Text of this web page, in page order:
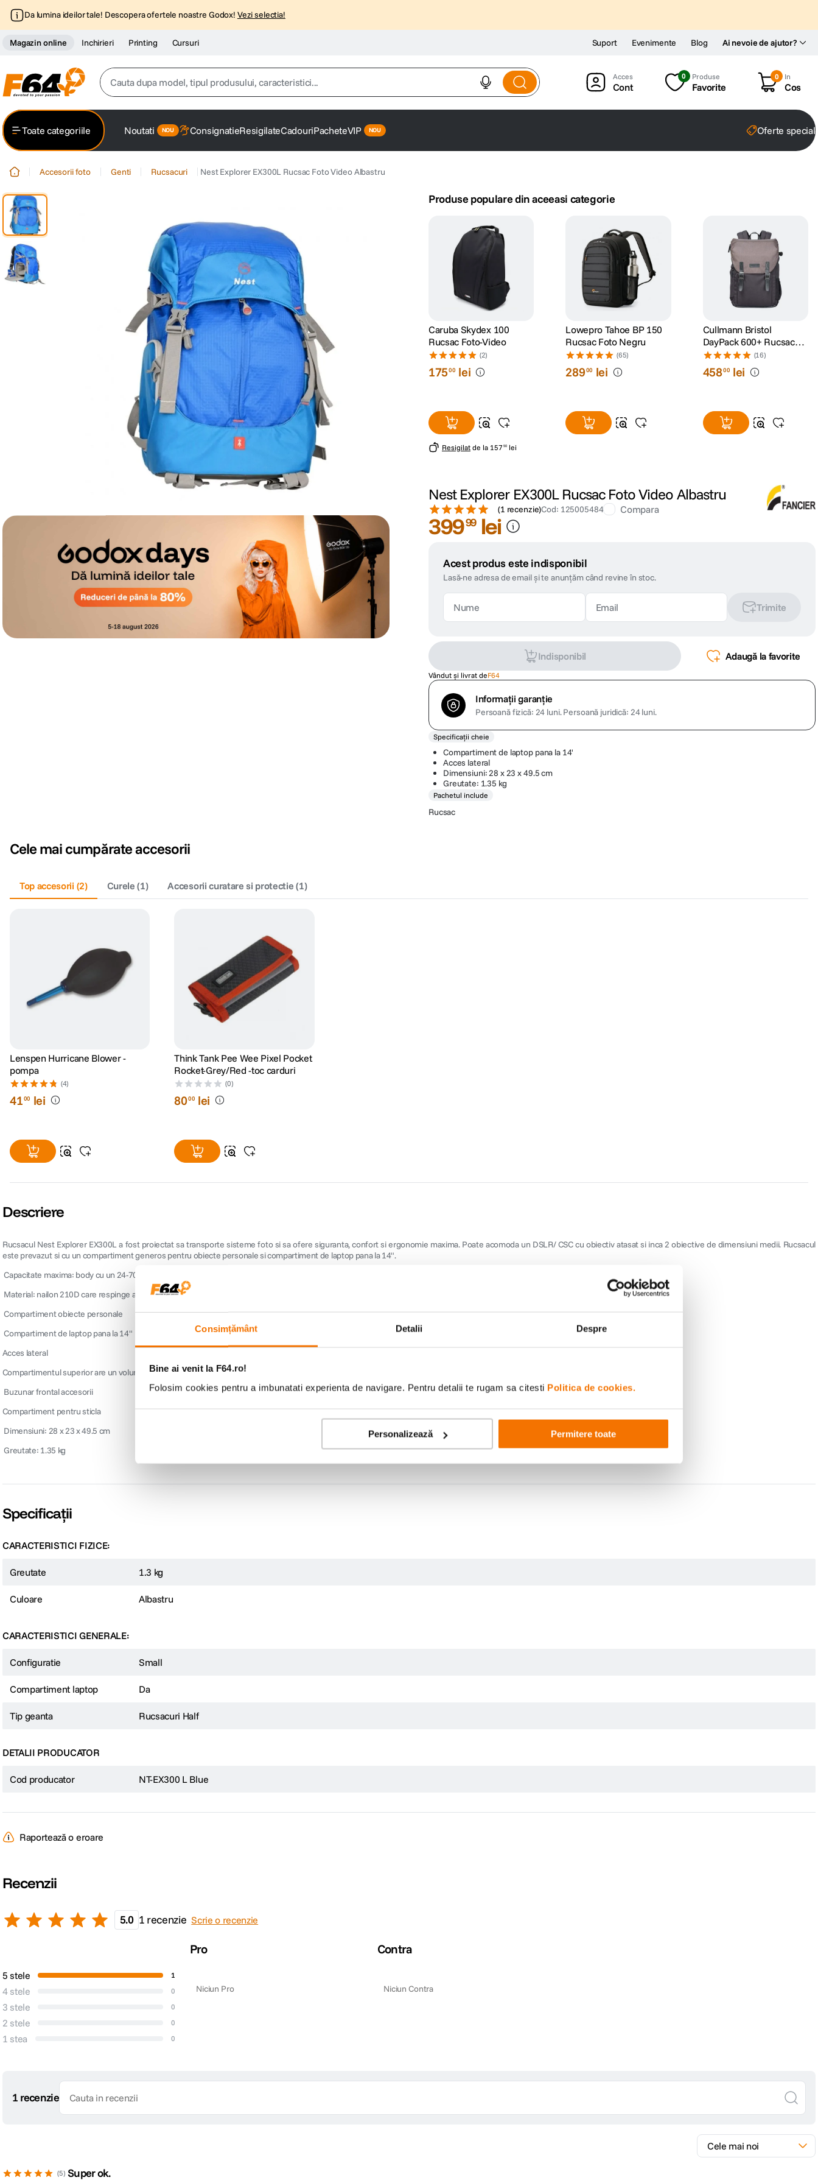
Consimțământ Detalii Despre
Bine ai venit la F64.ro!
Folosim cookies pentru a imbunatati experienta de navigare. Pentru detalii te rugam sa citesti Politica de cookies.
Personalizează Permitere toate
Da lumina ideilor tale! Descopera ofertele noastre Godox! Vezi selectia!
Magazin online Inchirieri Printing Cursuri Ai nevoie de ajutor?
Suport Evenimente Blog
Cauta dupa model, tipul produsului, caracteristici...
2. trepied
peak design
canon sx740 hs
lavaliera
7. card memorie
dji mic mini
dji osmo
10. insta 360
Cont
0 Produse
Favorite
0 In
Cos
Toate categoriile Noutati ConsignatieResigilateCadouriPacheteVIP Oferte
Accesorii foto Genti Rucsacuri Nest Explorer EX300L Rucsac Foto Video Albastru
Produse populare din aceeasi categorie
Caruba Skydex 100
Rucsac Foto-Video
(2)
17500 lei
Resigilat de la 157 50 lei
Lowepro Tahoe BP 150
Rucsac Foto Negru
(65)
28900 lei
Cullmann Bristol
DayPack 600+ Rucsac
Foto Maro
(16)
45800 lei
Nest Explorer EX300L Rucsac Foto Video Albastru
(1 recenzie)Cod: 125005484 Compara
39999 lei
Acest produs este indisponibil
Lasă-ne adresa de email și te anunțăm când revine în stoc.
Trimite
Indisponibil Adaugă la favorite
Vândut și livrat deF64
Informații garanție
Persoană fizică: 24 luni.Persoană juridică: 24 luni.
Specificații cheie
Compartiment de laptop pana la 14'
Acces lateral
Dimensiuni: 28 x 23 x 49.5 cm
Greutate: 1.35 kg
Pachetul include
Rucsac
Cele mai cumpărate accesorii
Top accesorii (2) Curele (1) Accesorii curatare si protectie (1)
Lenspen Hurricane Blower -
pompa
(4)
4100 lei
Think Tank Pee Wee Pixel Pocket
Rocket-Grey/Red -toc carduri
(0)
8000 lei
Descriere
Rucsacul Nest Explorer EX300L a fost proiectat sa transporte sisteme foto si sa ofere siguranta, confort si ergonomie maxima. Poate acomoda un DSLR/ CSC cu obiectiv atasat si inca 2 obiective de dimensiuni medii. Rucsacul
este prevazut si cu un compartiment generos pentru obiecte personale si compartiment de laptop pana la 14".
 Capacitate maxima: body cu un 24-70 f/2.8 si inca doua obiective zoom sau blituri pe patina
 Material: nailon 210D care respinge apa
 Compartiment obiecte personale
 Compartiment de laptop pana la 14"
Acces lateral
Compartimentul superior are un volum de 14L
 Buzunar frontal accesorii
Compartiment pentru sticla
 Dimensiuni: 28 x 23 x 49.5 cm
 Greutate: 1.35 kg
Specificații
CARACTERISTICI FIZICE:
Greutate 1.3 kg
Culoare Albastru
CARACTERISTICI GENERALE:
Configuratie Small
Compartiment laptop Da
Tip geanta Rucsacuri Half
DETALII PRODUCATOR
Cod producator NT-EX300 L Blue
Raportează o eroare
Recenzii
5.0 1 recenzie Scrie o recenzie
5 stele 1
4 stele 0
3 stele 0
2 stele 0
1 stea 0
Pro
Niciun Pro
Contra
Niciun Contra
1 recenzie
5 Super ok.